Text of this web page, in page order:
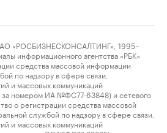
«РОСБИЗНЕСКОНСАЛТИНГ», 1995–
информационного агентства «РБК»
средства массовой информации
по надзору в сфере связи,
и массовых коммуникаций
за номером ИА №ФС77-63848) и сетевого
о регистрации средства массовой
службой по надзору в сфере связи,
и массовых коммуникаций